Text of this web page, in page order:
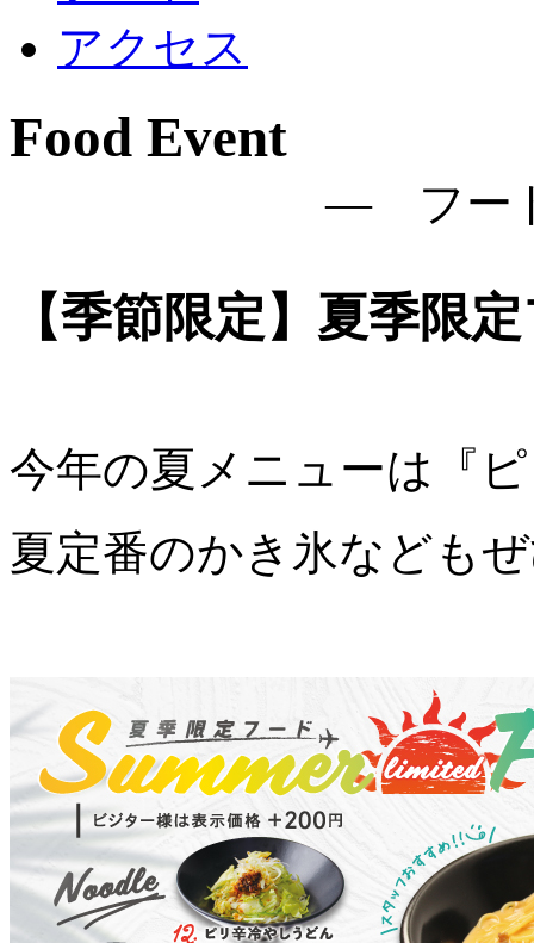
アクセス
Food Event
― フー
【季節限定】夏季限
今年の夏メニューは『
夏定番のかき氷なども